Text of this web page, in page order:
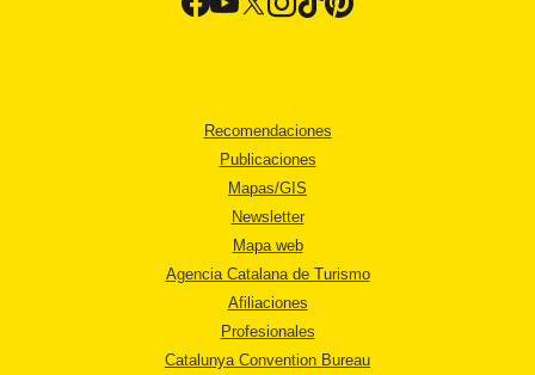
Recomendaciones
Publicaciones
Mapas/GIS
Newsletter
Mapa web
Agencia Catalana de Turismo
Afiliaciones
Profesionales
Catalunya Convention Bureau